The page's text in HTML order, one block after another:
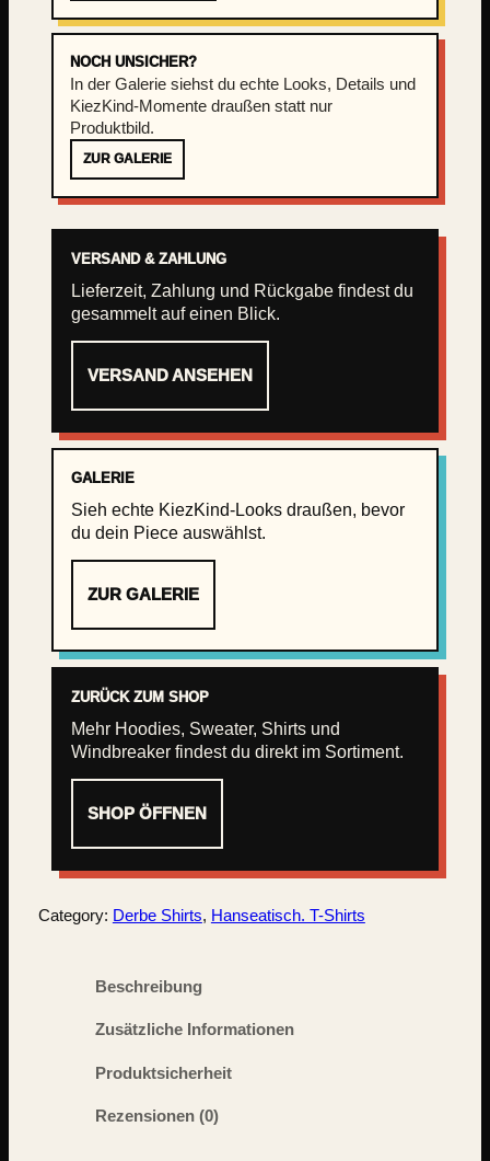
NOCH UNSICHER?
In der Galerie siehst du echte Looks, Details und
KiezKind-Momente draußen statt nur
Produktbild.
ZUR GALERIE
VERSAND & ZAHLUNG
Lieferzeit, Zahlung und Rückgabe findest du
gesammelt auf einen Blick.
VERSAND ANSEHEN
GALERIE
Sieh echte KiezKind-Looks draußen, bevor
du dein Piece auswählst.
ZUR GALERIE
ZURÜCK ZUM SHOP
Mehr Hoodies, Sweater, Shirts und
Windbreaker findest du direkt im Sortiment.
SHOP ÖFFNEN
Category: Derbe Shirts, Hanseatisch. T-Shirts
Beschreibung
Zusätzliche Informationen
Produktsicherheit
Rezensionen (0)